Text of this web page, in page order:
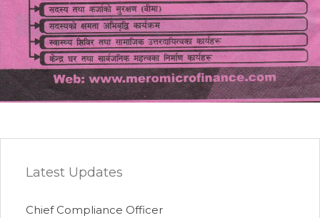
Latest Updates
Chief Compliance Officer